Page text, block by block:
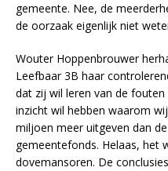
gemeente. Nee, de
de oorzaak eigenlijk niet
Wouter Hoppenbrouwer
Leefbaar 3B haar
dat zij wil leren van de
inzicht wil hebben waarom
miljoen meer uitgeven dan
gemeentefonds. Helaas, het
dovemansoren. De